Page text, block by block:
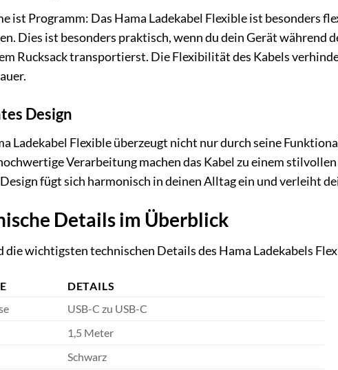
ist Programm: Das Hama Ladekabel Flexible ist besonders
Dies ist besonders praktisch, wenn du dein Gerät während
Rucksack transportierst. Die Flexibilität des Kabels
Design
Ladekabel Flexible überzeugt nicht nur durch seine
Verarbeitung machen das Kabel zu einem
fügt sich harmonisch in deinen Alltag ein und verleiht
Details im Überblick
die wichtigsten technischen Details des Hama Ladekabels
DETAILS
USB-C zu USB-C
1,5 Meter
Schwarz